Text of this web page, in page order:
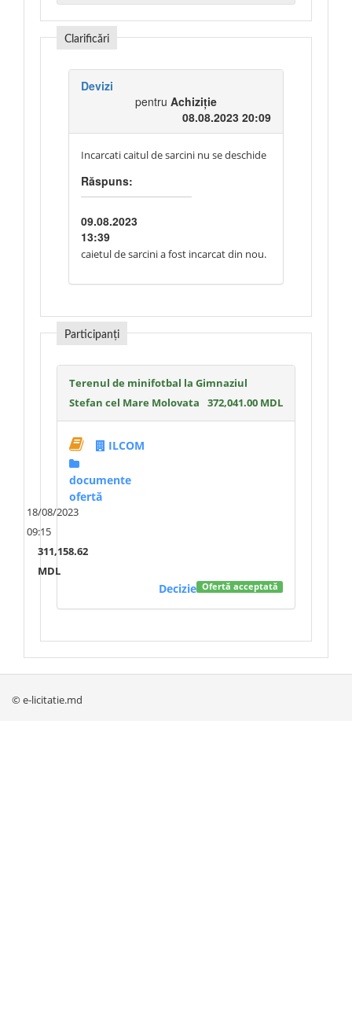
Clarificări
Devizi
pentru Achiziție
08.08.2023 20:09
Incarcati caitul de sarcini nu se deschide
Răspuns:
09.08.2023
13:39
caietul de sarcini a fost incarcat din nou.
Participanți
Terenul de minifotbal la Gimnaziul
Stefan cel Mare Molovata
372,041.00 MDL
ILCOM
documente
ofertă
18/08/2023
09:15
311,158.62
MDL
Ofertă acceptată
Decizie
© e-licitatie.md